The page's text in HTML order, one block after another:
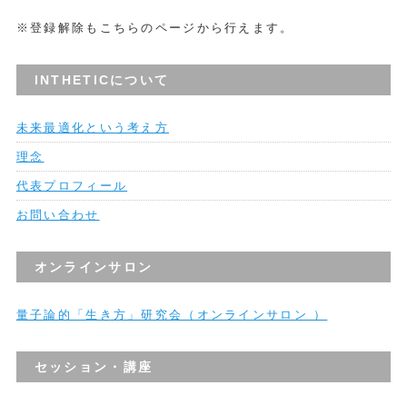
※登録解除もこちらのページから行えます。
INTHETICについて
未来最適化という考え方
理念
代表プロフィール
お問い合わせ
オンラインサロン
量子論的「生き方」研究会（オンラインサロン ）
セッション・講座